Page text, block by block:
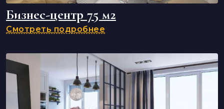
Бизнес-центр 75 м2
Смотреть подробнее